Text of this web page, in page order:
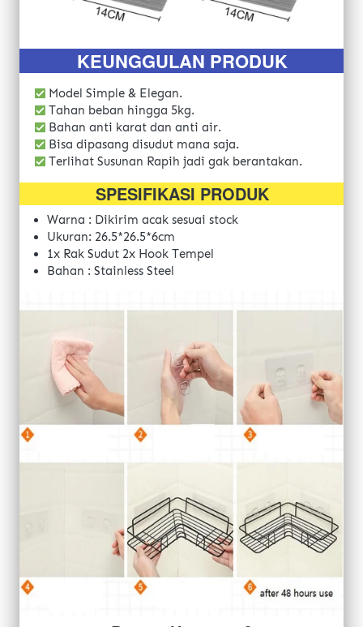
KEUNGGULAN PRODUK
Model Simple & Elegan.
Tahan beban hingga 5kg.
Bahan anti karat dan anti air.
Bisa dipasang disudut mana saja.
Terlihat Susunan Rapih jadi gak berantakan.
SPESIFIKASI PRODUK
Warna : Dikirim acak sesuai stock
Ukuran: 26.5*26.5*6cm
1x Rak Sudut 2x Hook Tempel
Bahan : Stainless Steel